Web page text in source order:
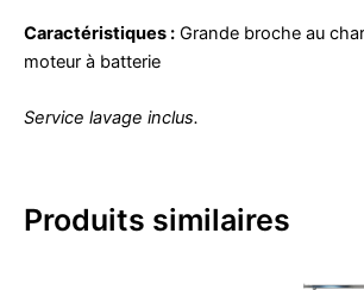
Caractéristiques : Grande broche au
moteur à batterie
Service lavage inclus.
Produits similaires